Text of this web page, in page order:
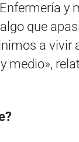
y
que
a vivir
medio»,